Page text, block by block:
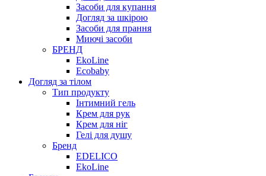
Засоби для купання
Догляд за шкірою
Засоби для прання
Миючі засоби
БРЕНД
EkoLine
Ecobaby
Догляд за тілом
Тип продукту
Інтимний гель
Крем для рук
Крем для ніг
Гелі для душу
Бренд
EDELICO
EkoLine